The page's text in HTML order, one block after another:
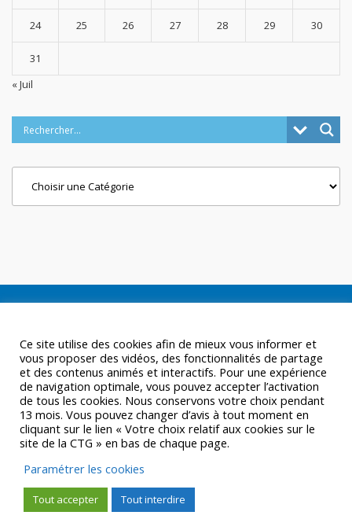
24 25 26 27 28 29 30
31
« Juil
© CTGUYANE 2016 |MENTIONS LÉGALES
Ce site utilise des cookies afin de mieux vous informer et
vous proposer des vidéos, des fonctionnalités de partage
et des contenus animés et interactifs. Pour une expérience
de navigation optimale, vous pouvez accepter l’activation
de tous les cookies. Nous conservons votre choix pendant
13 mois. Vous pouvez changer d’avis à tout moment en
cliquant sur le lien « Votre choix relatif aux cookies sur le
site de la CTG » en bas de chaque page.
Paramétrer les cookies
Tout accepter Tout interdire